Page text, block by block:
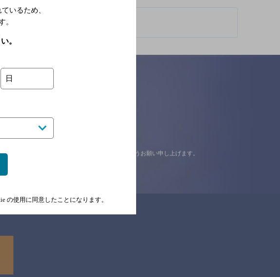
、念のためお店にご確認の上ご来店くださいますようお願い申し上げます。
いるため、
。
。
日
の使用に同意したことになります。